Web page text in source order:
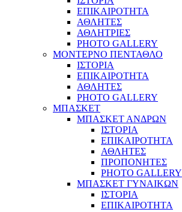
ΕΠΙΚΑΙΡΟΤΗΤΑ
ΑΘΛΗΤΕΣ
ΑΘΛΗΤΡΙΕΣ
PHOTO GALLERY
ΜΟΝΤΕΡΝΟ ΠΕΝΤΑΘΛΟ
ΙΣΤΟΡΙΑ
ΕΠΙΚΑΙΡΟΤΗΤΑ
ΑΘΛΗΤΕΣ
PHOTO GALLERY
ΜΠΑΣΚΕΤ
ΜΠΑΣΚΕΤ ΑΝΔΡΩΝ
ΙΣΤΟΡΙΑ
ΕΠΙΚΑΙΡΟΤΗΤΑ
ΑΘΛΗΤΕΣ
ΠΡΟΠΟΝΗΤΕΣ
PHOTO GALLERY
ΜΠΑΣΚΕΤ ΓΥΝΑΙΚΩΝ
ΙΣΤΟΡΙΑ
ΕΠΙΚΑΙΡΟΤΗΤΑ